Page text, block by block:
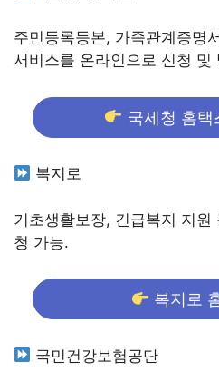
주민등록등본, 가족관계증명
서비스를 온라인으로 신청 및
국세청 홈택
복지로
기초생활보장, 긴급복지 지원
청 가능.
복지로
국민건강보험공단